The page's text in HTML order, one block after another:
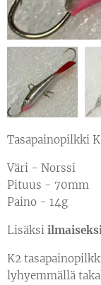
Tasapainopilkki
Väri - Norssi
Pituus - 70mm
Paino - 14g
Lisäksi
K2
lyhyemmällä